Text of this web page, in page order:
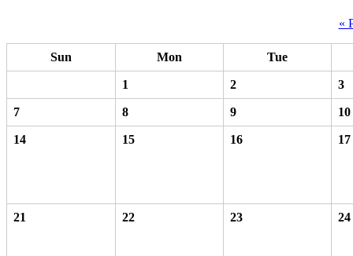
«
Sun Mon Tue
1 2 3
7 8 9 10
14 15 16 17
21 22 23 24